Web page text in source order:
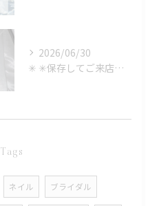
2026/06/30
✳︎ ✳︎保存してご来店時に見せるのもOK✳︎
Tags
ネイル ブライダル